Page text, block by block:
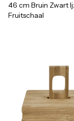
46 cm Bruin Zwart
Fruitschaal